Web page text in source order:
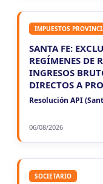
IMPUESTOS
SANTA FE:
REGÍMENES DE
INGRESOS
DIRECTOS A
Resolución API
06/08/2026
SOCIETARIO